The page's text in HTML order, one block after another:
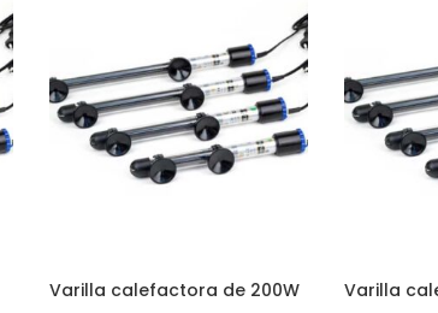
Varilla calefactora de 200W Varilla